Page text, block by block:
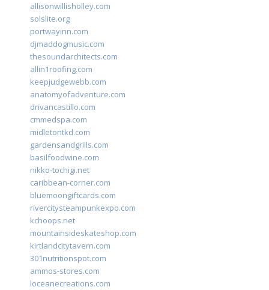
allisonwillisholley.com
solslite.org
portwayinn.com
djmaddogmusic.com
thesoundarchitects.com
allin1roofing.com
keepjudgewebb.com
anatomyofadventure.com
drivancastillo.com
cmmedspa.com
midletontkd.com
gardensandgrills.com
basilfoodwine.com
nikko-tochigi.net
caribbean-corner.com
bluemoongiftcards.com
rivercitysteampunkexpo.com
kchoops.net
mountainsideskateshop.com
kirtlandcitytavern.com
301nutritionspot.com
ammos-stores.com
loceanecreations.com